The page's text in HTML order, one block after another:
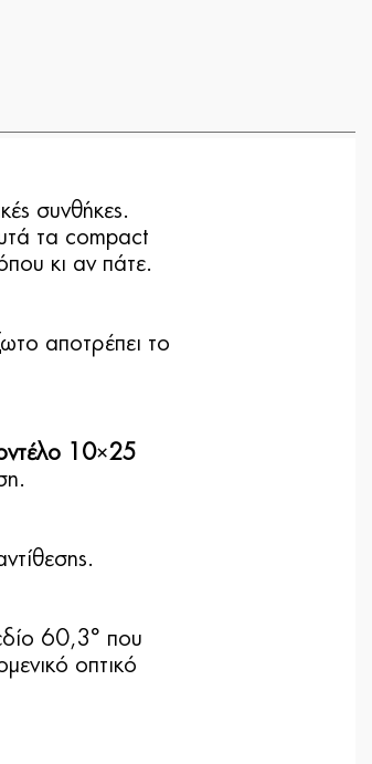
συνθήκες.
τα compact
κι αν πάτε.
αποτρέπει το
10×25
60,3° που
οπτικό